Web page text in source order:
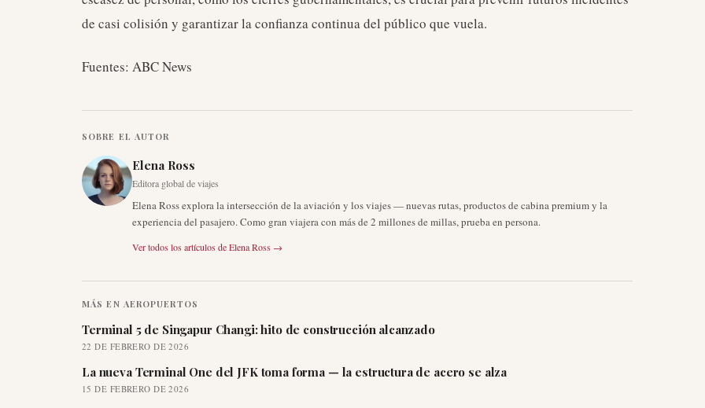
de casi colisión y garantizar la confianza continua del público que vuela.
Fuentes: ABC News
SOBRE EL AUTOR
Elena Ross
Editora global de viajes
Elena Ross explora la intersección de la aviación y los viajes — nuevas rutas, productos de cabina premium y la
experiencia del pasajero. Como gran viajera con más de 2 millones de millas, prueba en persona.
Ver todos los artículos deElena Ross →
MÁS EN AEROPUERTOS
Terminal 5 de Singapur Changi: hito de construcción alcanzado
22 DE FEBRERO DE 2026
La nueva Terminal One del JFK toma forma — la estructura de acero se alza
15 DE FEBRERO DE 2026